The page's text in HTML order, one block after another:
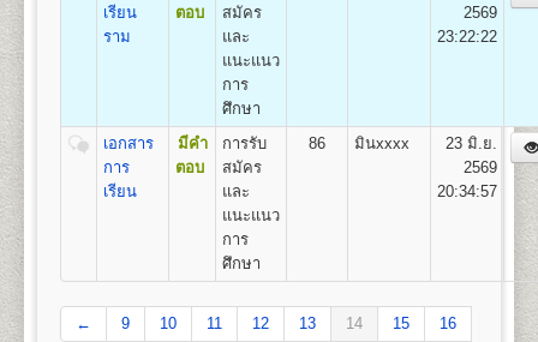
เรียน
ราม
ตอบ
สมัคร
และ
แนะแนว
การ
ศึกษา
2569
23:22:22
เอกสาร
การ
เรียน
มีคำ
ตอบ
การรับ
สมัคร
และ
แนะแนว
การ
ศึกษา
86 มินxxxx
23 มิ.ย.
2569
20:34:57
← 9 10 11 12 13 14 15
16